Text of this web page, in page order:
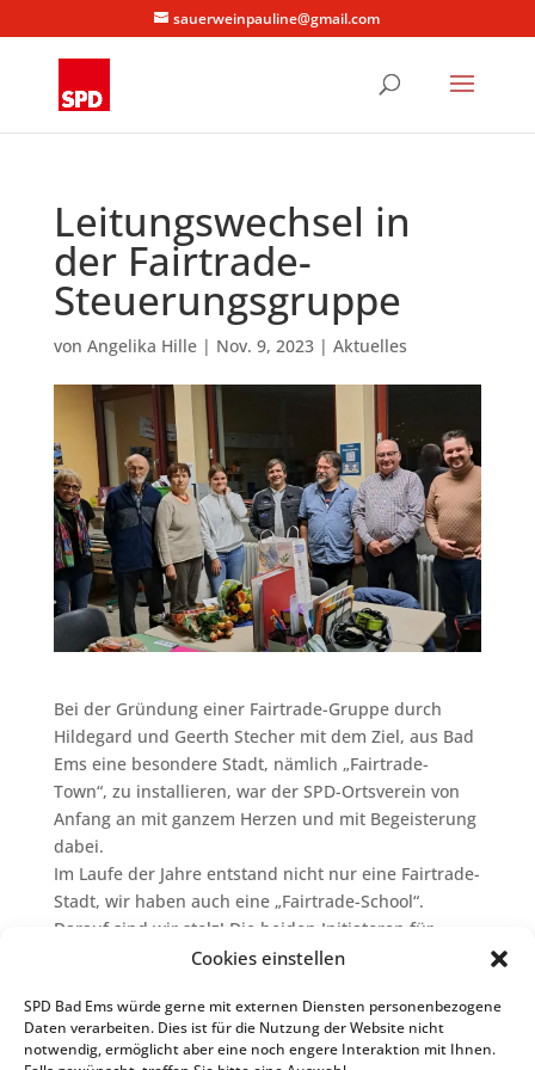
Cookies einstellen
SPD Bad Ems würde gerne mit externen Diensten personenbezogene
Daten verarbeiten. Dies ist für die Nutzung der Website nicht
notwendig, ermöglicht aber eine noch engere Interaktion mit Ihnen.
sauerweinpauline@gmail.com
Leitungswechsel in
der Fairtrade-
Steuerungsgruppe
von Angelika Hille| Nov. 9, 2023| Aktuelles
Bei der Gründung einer Fairtrade-Gruppe durch
Hildegard und Geerth Stecher mit dem Ziel, aus Bad
Ems eine besondere Stadt, nämlich „Fairtrade-
Town“, zu installieren, war der SPD-Ortsverein von
Anfang an mit ganzem Herzen und mit Begeisterung
dabei.
Im Laufe der Jahre entstand nicht nur eine Fairtrade-
Stadt, wir haben auch eine „Fairtrade-School“.
Darauf sind wir stolz! Die beiden Initiatoren für
Fairtrade in unserer Stadt, das Ehepaar Stecher,
seine Mitstreiterin Malin Müller (Bildmitte)
abgegeben. Wir danken für die herausragende